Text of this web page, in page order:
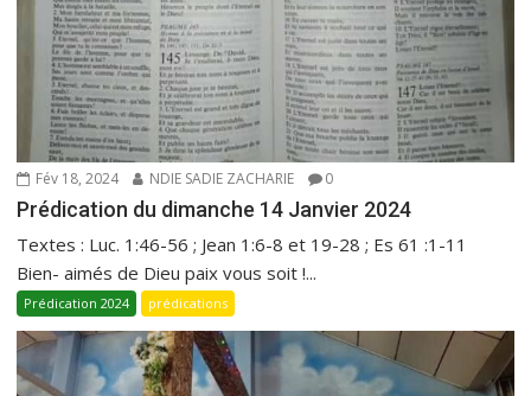
Fév 18, 2024 NDIE SADIE ZACHARIE 0
Prédication du dimanche 14 Janvier 2024
Textes : Luc. 1:46-56 ; Jean 1:6-8 et 19-28 ; Es 61 :1-11
Bien- aimés de Dieu paix vous soit !...
Prédication 2024 prédications